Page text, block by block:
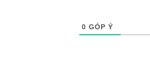
0 GÓP Ý